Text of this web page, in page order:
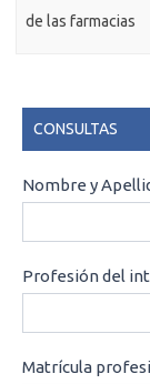
de las farmacias
CONSULTAS
CONSULTAS
Nombre y
Profesión del
Matrícula